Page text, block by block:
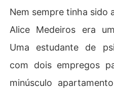
Nem sempre tinha sido
Alice Medeiros era
Uma estudante de
com dois empregos
minúsculo